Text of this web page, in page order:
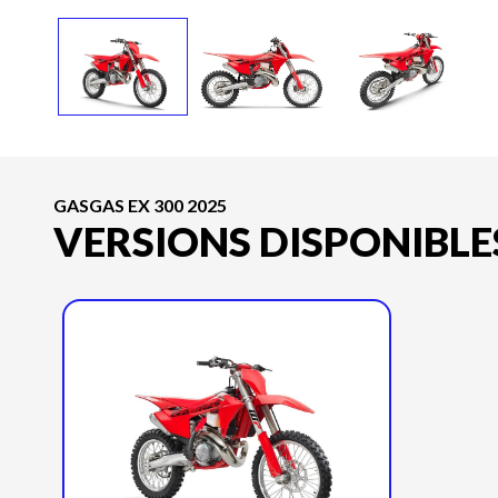
GASGAS EX 300 2025
VERSIONS